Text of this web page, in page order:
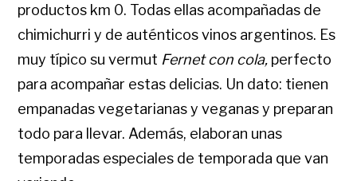
productos km 0. Todas ellas acompañadas de
chimichurri y de auténticos vinos argentinos. Es
muy típico su vermut Fernet con cola, perfecto
para acompañar estas delicias. Un dato: tienen
empanadas vegetarianas y veganas y preparan
todo para llevar. Además, elaboran unas
temporadas especiales de temporada que van